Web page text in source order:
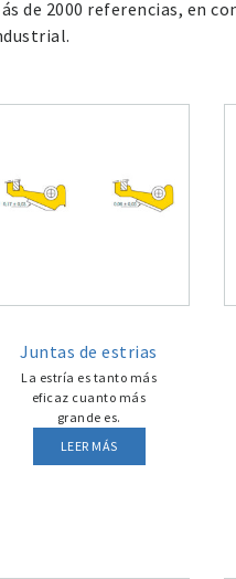
de 2000 referencias, en
Juntas de estrias
La estría es tanto más
eficaz cuanto más
grande es.
LEER MÁS